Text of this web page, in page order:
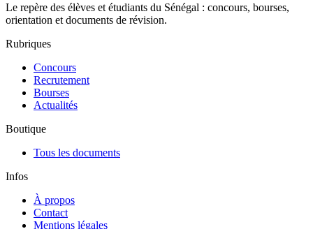
Le repère des élèves et étudiants du Sénégal : concours, bourses,
orientation et documents de révision.
Rubriques
Concours
Recrutement
Bourses
Actualités
Boutique
Tous les documents
Infos
À propos
Contact
Mentions légales